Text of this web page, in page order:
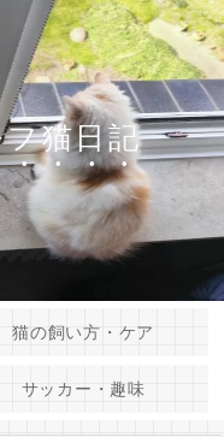
猫日記
猫の飼い方・ケア
サッカー・趣味